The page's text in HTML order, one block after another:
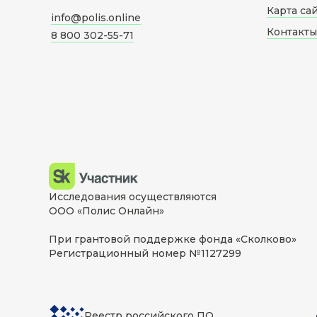
info@polis.online
8 800 302-55-71
Карта
Контакты
Исследования осуществляются
ООО «Полис Онлайн»
При грантовой поддержке фонда «Сколково»
Регистрационный номер №1127299